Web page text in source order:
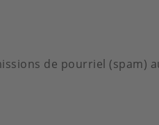
de pourriel (spam)